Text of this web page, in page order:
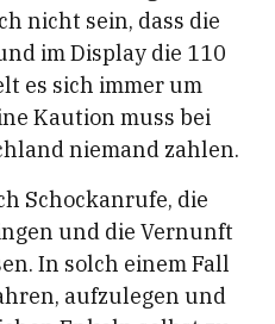
nicht sein, dass die
im Display die 110
es sich immer um
Kaution muss bei
niemand zahlen.
Schockanrufe, die
und die Vernunft
In solch einem Fall
aufzulegen und